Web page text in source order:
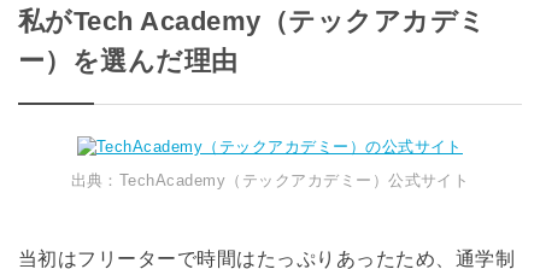
私がTech Academy（テックアカデミ
ー）を選んだ理由
出典：TechAcademy（テックアカデミー）公式サイト
当初はフリーターで時間はたっぷりあったため、通学制